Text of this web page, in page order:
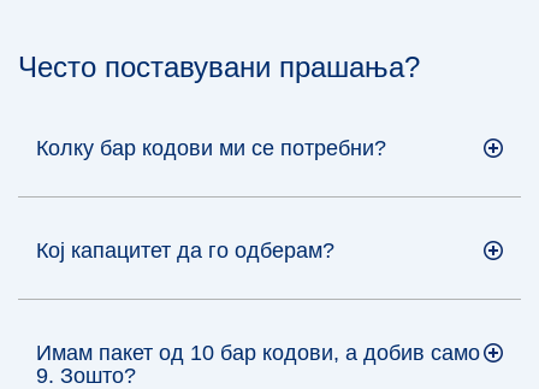
Често поставувани прашања?
Колку бар кодови ми се потребни?
Кој капацитет да го одберам?
Имам пакет од 10 бар кодови, а добив само
9. Зошто?